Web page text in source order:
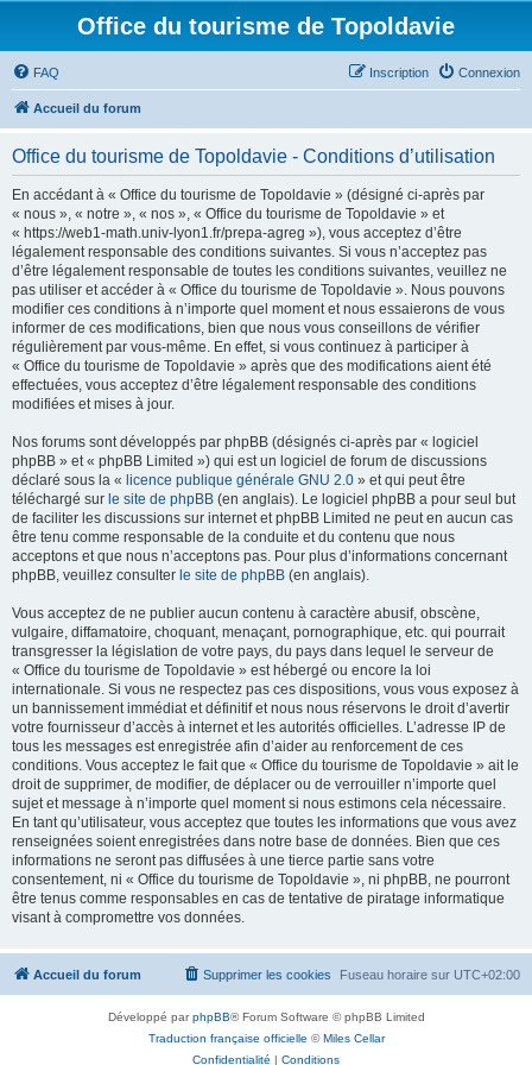
Office du tourisme de Topoldavie
FAQ Connexion
Inscription
Accueil du forum
Office du tourisme de Topoldavie - Conditions d’utilisation
En accédant à « Office du tourisme de Topoldavie » (désigné ci-après par
« nous », « notre », « nos », « Office du tourisme de Topoldavie » et
« https://web1-math.univ-lyon1.fr/prepa-agreg »), vous acceptez d’être
légalement responsable des conditions suivantes. Si vous n’acceptez pas
d’être légalement responsable de toutes les conditions suivantes, veuillez ne
pas utiliser et accéder à « Office du tourisme de Topoldavie ». Nous pouvons
modifier ces conditions à n’importe quel moment et nous essaierons de vous
informer de ces modifications, bien que nous vous conseillons de vérifier
régulièrement par vous-même. En effet, si vous continuez à participer à
« Office du tourisme de Topoldavie » après que des modifications aient été
effectuées, vous acceptez d’être légalement responsable des conditions
modifiées et mises à jour.
Nos forums sont développés par phpBB (désignés ci-après par « logiciel
phpBB » et « phpBB Limited ») qui est un logiciel de forum de discussions
déclaré sous la « licence publique générale GNU 2.0 » et qui peut être
téléchargé sur le site de phpBB (en anglais). Le logiciel phpBB a pour seul but
de faciliter les discussions sur internet et phpBB Limited ne peut en aucun cas
être tenu comme responsable de la conduite et du contenu que nous
acceptons et que nous n’acceptons pas. Pour plus d’informations concernant
phpBB, veuillez consulter le site de phpBB (en anglais).
Vous acceptez de ne publier aucun contenu à caractère abusif, obscène,
vulgaire, diffamatoire, choquant, menaçant, pornographique, etc. qui pourrait
transgresser la législation de votre pays, du pays dans lequel le serveur de
« Office du tourisme de Topoldavie » est hébergé ou encore la loi
internationale. Si vous ne respectez pas ces dispositions, vous vous exposez à
un bannissement immédiat et définitif et nous nous réservons le droit d’avertir
votre fournisseur d’accès à internet et les autorités officielles. L’adresse IP de
tous les messages est enregistrée afin d’aider au renforcement de ces
conditions. Vous acceptez le fait que « Office du tourisme de Topoldavie » ait le
droit de supprimer, de modifier, de déplacer ou de verrouiller n’importe quel
sujet et message à n’importe quel moment si nous estimons cela nécessaire.
En tant qu’utilisateur, vous acceptez que toutes les informations que vous avez
renseignées soient enregistrées dans notre base de données. Bien que ces
informations ne seront pas diffusées à une tierce partie sans votre
consentement, ni « Office du tourisme de Topoldavie », ni phpBB, ne pourront
être tenus comme responsables en cas de tentative de piratage informatique
visant à compromettre vos données.
Accueil du forum Fuseau horaire sur UTC+02:00
Supprimer les cookies
Développé parphpBB® Forum Software © phpBB Limited
Traduction française officielle ©Miles Cellar
Confidentialité | Conditions